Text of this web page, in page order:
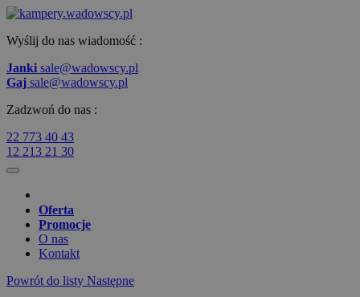
Wyślij do nas wiadomość :
Janki sale@wadowscy.pl
Gaj sale@wadowscy.pl
Zadzwoń do nas :
22 773 40 43
12 213 21 30
Oferta
Promocje
O nas
Kontakt
Powrót do listy Następne